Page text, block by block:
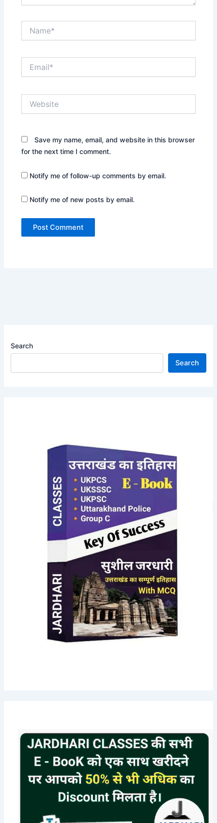
Save my name, email, and website in this browser
for the next time I comment.
Notify me of follow-up comments by email.
Notify me of new posts by email.
Search
Search